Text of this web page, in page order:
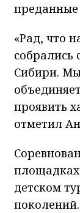
преданные
«Рад, что
Сибири.
проявить
отметил
детском